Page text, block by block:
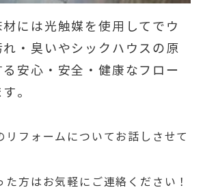
には光触媒を使用してでウ
・臭いやシックハウスの原
安心・安全・健康なフロー
。
リフォームについてお話しさせて
方はお気軽にご連絡ください！